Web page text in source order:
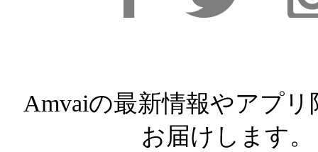
Amvaiの最新情報やアプリ
お届けします。